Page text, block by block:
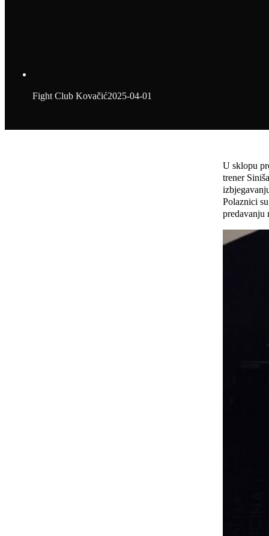
Fight Club Kovačić2025-04-01
U sklopu
trener
Polaznici
predavanju